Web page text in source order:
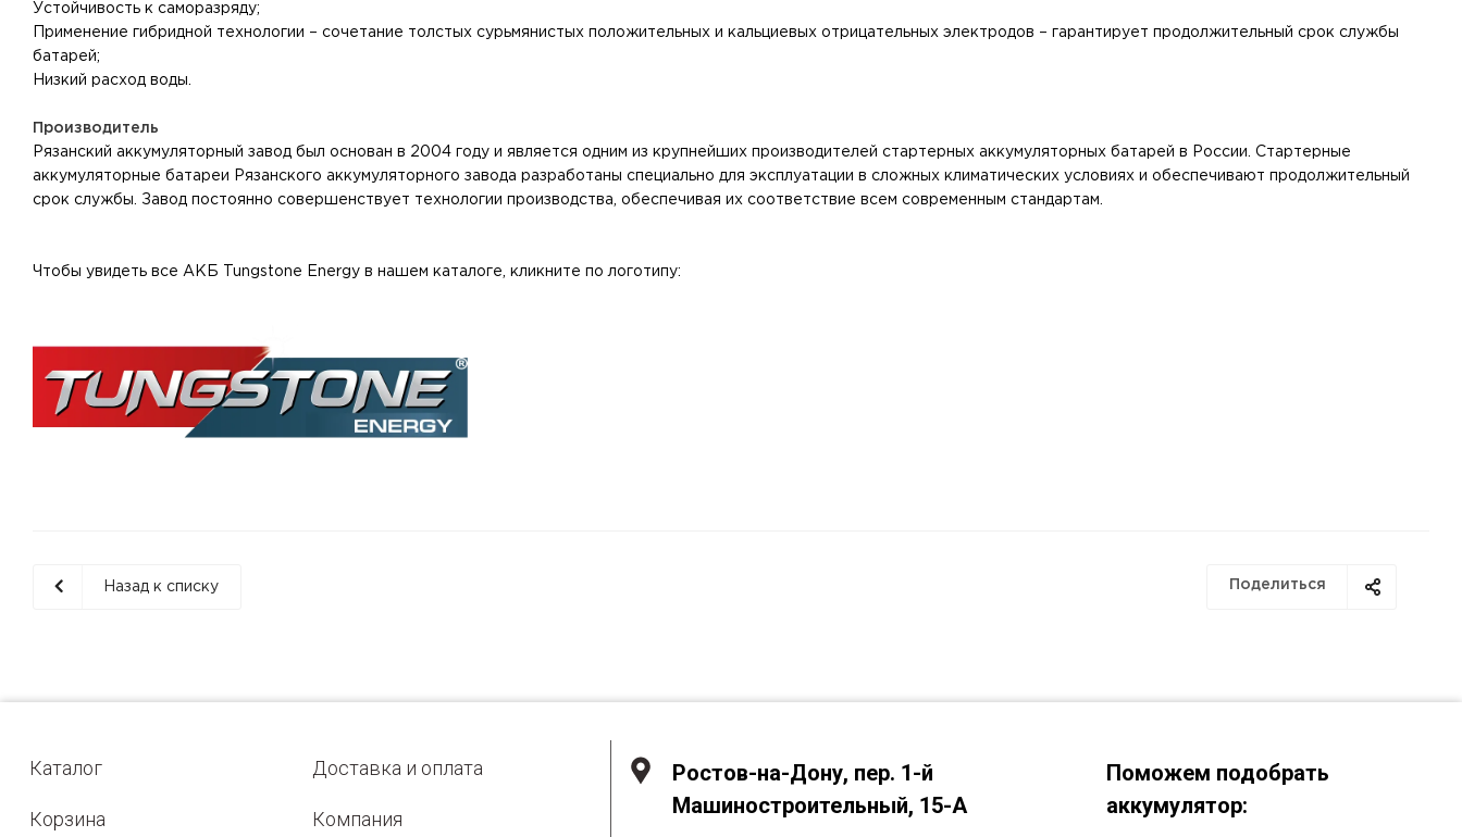
Устойчивость к саморазряду;
Применение гибридной технологии – сочетание толстых сурьмянистых положительных и кальциевых отрицательных электродов – гарантирует продолжительный срок службы
батарей;
Низкий расход воды. ⁠⠀
Производитель
Рязанский аккумуляторный завод был основан в 2004 году и является одним из крупнейших производителей стартерных аккумуляторных батарей в России. Стартерные
аккумуляторные батареи Рязанского аккумуляторного завода разработаны специально для эксплуатации в сложных климатических условиях и обеспечивают продолжительный
срок службы. Завод постоянно совершенствует технологии производства, обеспечивая их соответствие всем современным стандартам.
Чтобы увидеть все АКБ Tungstone Energy в нашем каталоге, кликните по логотипу:
Поделиться
Назад к списку
Каталог
Корзина
Доставка и оплата
Компания
Ростов-на-Дону, пер. 1-й
Машиностроительный, 15-А
Поможем подобрать
аккумулятор: